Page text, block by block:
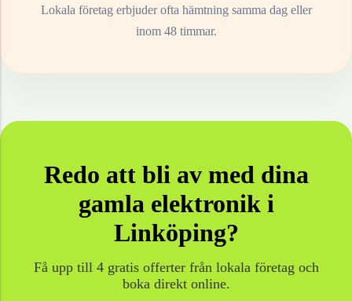
Lokala företag erbjuder ofta hämtning samma dag eller
inom 48 timmar.
Redo att bli av med dina
gamla elektroniki
Linköping?
Få upp till 4 gratis offerter från lokala företag och
boka direkt online.